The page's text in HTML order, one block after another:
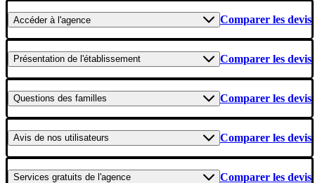
Accéderà l'agence Comparer les devis
Présentation de l'établissement Comparer les devis
Questions des familles Comparer les devis
Avis de nos utilisateurs Comparer les devis
Services gratuits de l'agence Comparer les devis